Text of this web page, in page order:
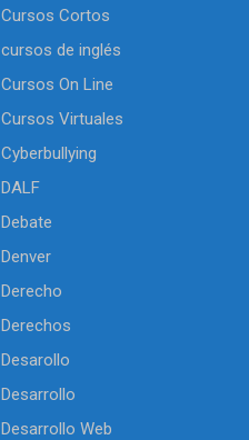
Cursos Cortos
cursos de inglés
Cursos On Line
Cursos Virtuales
Cyberbullying
DALF
Debate
Denver
Derecho
Derechos
Desarollo
Desarrollo
Desarrollo Web